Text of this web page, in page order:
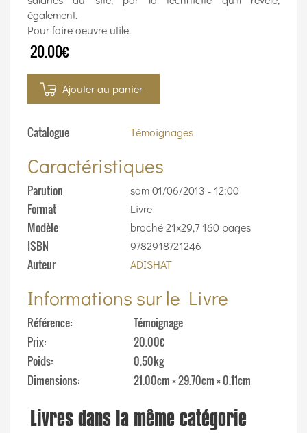
également.
Pour faire oeuvre utile.
20.00€
Ajouter au panier
Catalogue Témoignages
Caractéristiques
Parution sam 01/06/2013 - 12:00
Format Livre
Modèle broché 21x29,7 160 pages
ISBN 9782918721246
Auteur ADISHAT
Informations sur le Livre
Référence
Témoignage
Prix
20.00€
Poids
0.50kg
Dimensions
21.00cm × 29.70cm × 0.11cm
Livres dans la même catégorie